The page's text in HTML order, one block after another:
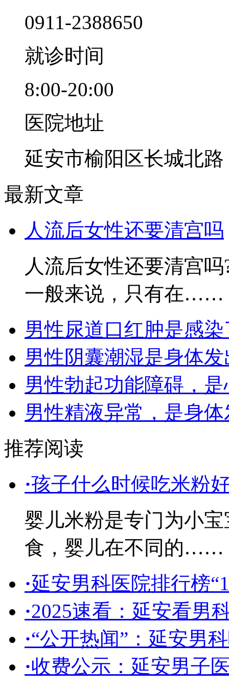
0911-2388650
就诊时间
8:00-20:00
医院地址
延安市榆阳区长城北路
最新文章
人流后女性还要清宫吗
人流后女性还要清宫
一般来说，只有在……
男性尿道口红肿是感
男性阴囊潮湿是身体
男性勃起功能障碍，
男性精液异常，是身
推荐阅读
·孩子什么时候吃米粉
婴儿米粉是专门为小
食，婴儿在不同的……
·延安男科医院排行榜
·2025速看：延安看男
·“公开热闻”：延安男
·收费公示：延安男子